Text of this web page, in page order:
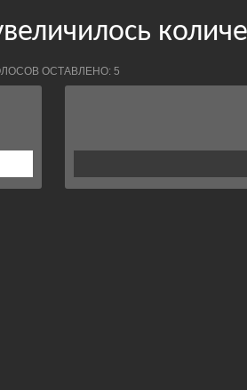
ОСТАВЛЕНО: 5